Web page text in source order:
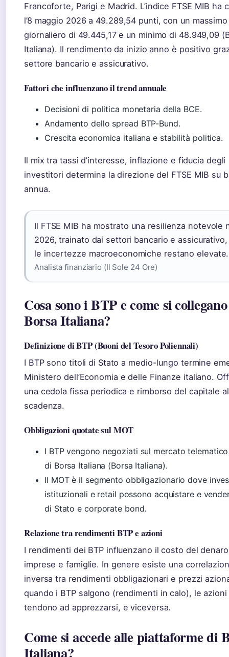
Francoforte, Parigi e Madrid. L’indice FTSE MIB ha
l’8 maggio 2026 a 49.289,54 punti, con un massimo
giornaliero di 49.445,17 e un minimo di 48.949,09
Italiana). Il rendimento da inizio anno è positivo
settore bancario e assicurativo.
Fattori che influenzano il trend annuale
Decisioni di politica monetaria della BCE.
Andamento dello spread BTP-Bund.
Crescita economica italiana e stabilità politica.
Il mix tra tassi d’interesse, inflazione e fiducia degli
investitori determina la direzione del FTSE MIB su
annua.
Il FTSE MIB ha mostrato una resilienza notevole
2026, trainato dai settori bancario e assicurativo,
le incertezze macroeconomiche restano elevate.
Analista finanziario (Il Sole 24 Ore)
Cosa sono i BTP e come si
Borsa Italiana?
Definizione di BTP (Buoni del Tesoro Poliennali)
I BTP sono titoli di Stato a medio-lungo termine
Ministero dell’Economia e delle Finanze italiano.
una cedola fissa periodica e rimborso del capitale
scadenza.
Obbligazioni quotate sul MOT
I BTP vengono negoziati sul mercato
di Borsa Italiana (Borsa Italiana).
Il MOT è il segmento obbligazionario dove
istituzionali e retail possono acquistare e
di Stato e corporate bond.
Relazione tra rendimenti BTP e azioni
I rendimenti dei BTP influenzano il costo del
imprese e famiglie. In genere esiste una
inversa tra rendimenti obbligazionari e prezzi
quando i BTP salgono (rendimenti in calo), le azioni
tendono ad apprezzarsi, e viceversa.
Come si accede alle piattaforme di
Italiana?